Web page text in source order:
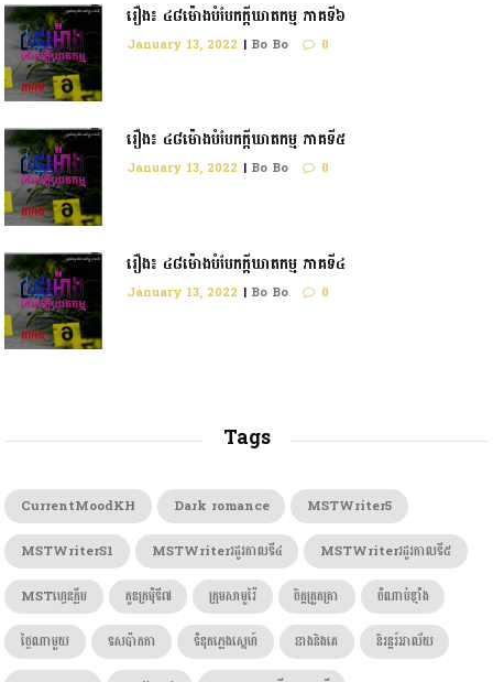
រឿង៖ ៤៨ម៉ោងបំបែកក្តីឃាតកម្ម ភាគទី៦
January 13, 2022 | Bo Bo 0
រឿង៖ ៤៨ម៉ោងបំបែកក្ដីឃាតកម្ម ភាគទី៥
January 13, 2022 | Bo Bo 0
រឿង៖ ៤៨ម៉ោងបំបែកក្តីឃាតកម្ម ភាគទី៤
January 13, 2022 | Bo Bo 0
Tags
CurrentMoodKH Dark romance
MSTWriter5
MSTWriterS1
MSTWriterរដូវកាលទី៤
MSTWriterរដូវកាលទី៥
MSTហ្វេនក្លឹប
កូនក្រមុំទី៧ ក្រុមសាមូរ៉ៃ ចិត្តត្រួតត្រា
ចំណាប់ខ្មាំង
ថ្ងៃណាមួយ
ទសប៉ាកកា ទំនុកភ្លេងស្នេហ៍ នាងនិងគេ
និរន្តរ៍អាល័យ